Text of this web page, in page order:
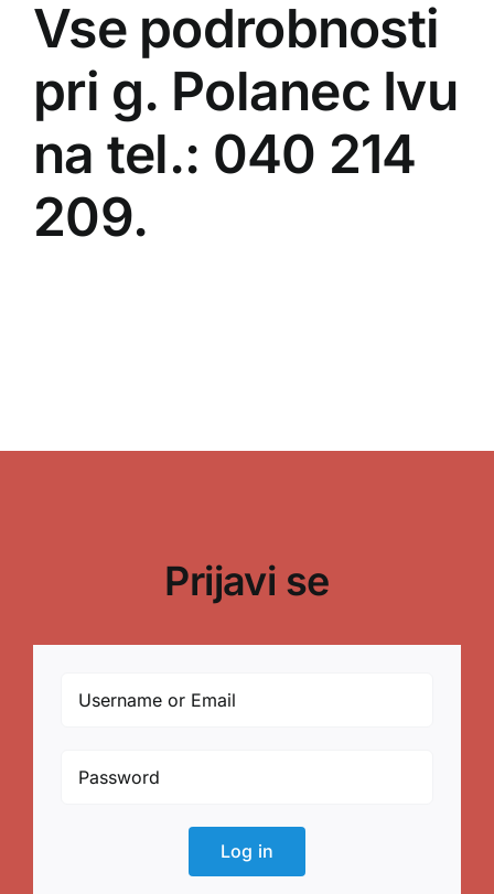
Vse podrobnosti
pri g. Polanec Ivu
na tel.: 040 214
209.
Prijavi se
Log in